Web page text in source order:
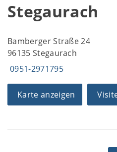
Stegaurach
Bamberger Straße 24
96135 Stegaurach
0951-2971795
Karte anzeigen